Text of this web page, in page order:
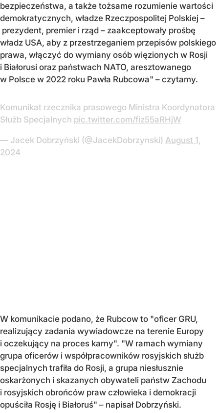
bezpieczeństwa, a także tożsame rozumienie wartości
demokratycznych, władze Rzeczpospolitej Polskiej –
prezydent, premier i rząd – zaakceptowały prośbę
władz USA, aby z przestrzeganiem przepisów polskiego
prawa, włączyć do wymiany osób więzionych w Rosji
i Białorusi oraz państwach NATO, aresztowanego
w Polsce w 2022 roku Pawła Rubcowa" – czytamy.
Komunikat rzecznika prasowego Ministra Koordynatora
Służb Specjalnych pic.twitter.com/fiz55aRHjW
— Jacek Dobrzyński (@JacekDobrzynski) August 1,
2024
W komunikacie podano, że Rubcow to "oficer GRU,
realizujący zadania wywiadowcze na terenie Europy
i oczekujący na proces karny". "W ramach wymiany
grupa oficerów i współpracowników rosyjskich służb
specjalnych trafiła do Rosji, a grupa niesłusznie
oskarżonych i skazanych obywateli państw Zachodu
i rosyjskich obrońców praw człowieka i demokracji
opuściła Rosję i Białoruś" – napisał Dobrzyński.